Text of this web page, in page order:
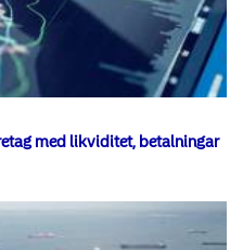
med likviditet, betalningar